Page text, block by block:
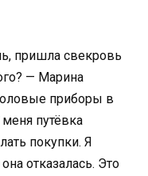
пришла свекровь
— Марина
приборы в
путёвка
покупки. Я
отказалась. Это